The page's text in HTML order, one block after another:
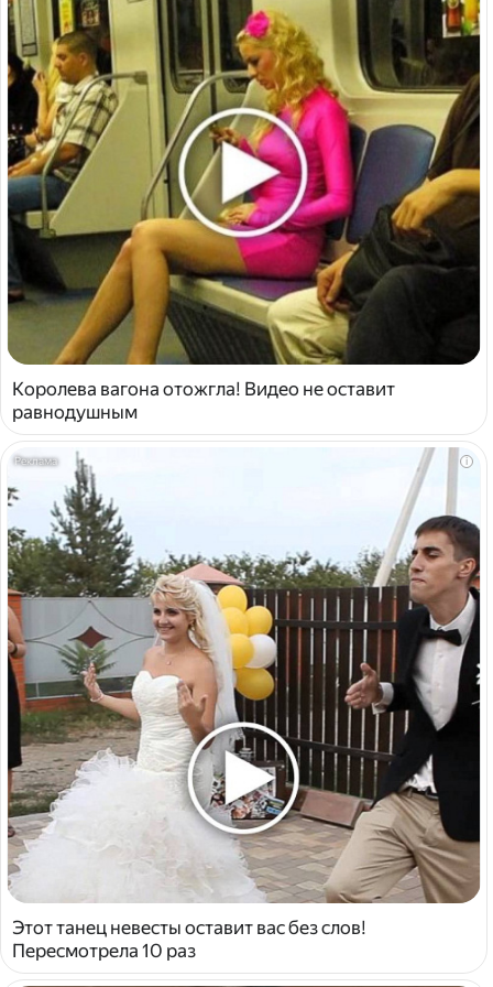
Королева вагона отожгла! Видео не оставит
равнодушным
i
Этот танец невесты оставит вас без слов!
Пересмотрела 10 раз